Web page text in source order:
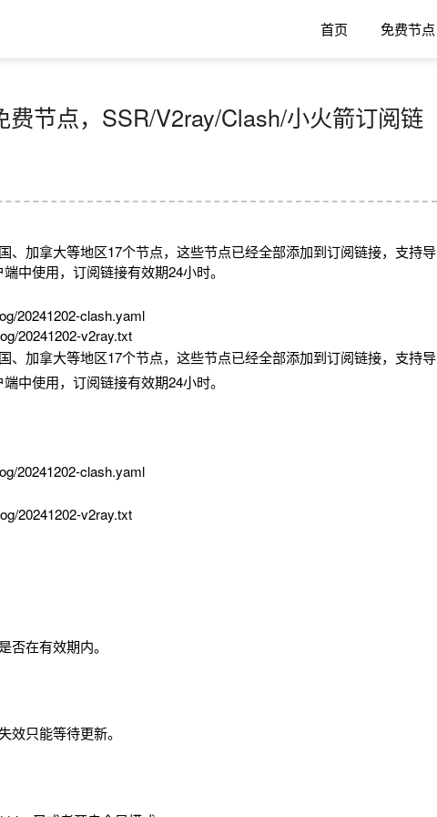
首页 免费节点
费节点，SSR/V2ray/Clash/小火箭订阅链
、加拿大等地区17个节点，这些节点已经全部添加到订阅链接，支持导
中使用，订阅链接有效期24小时。
20241202-clash.yaml
20241202-v2ray.txt
、加拿大等地区17个节点，这些节点已经全部添加到订阅链接，支持导
中使用，订阅链接有效期24小时。
20241202-clash.yaml
20241202-v2ray.txt
否在有效期内。
效只能等待更新。